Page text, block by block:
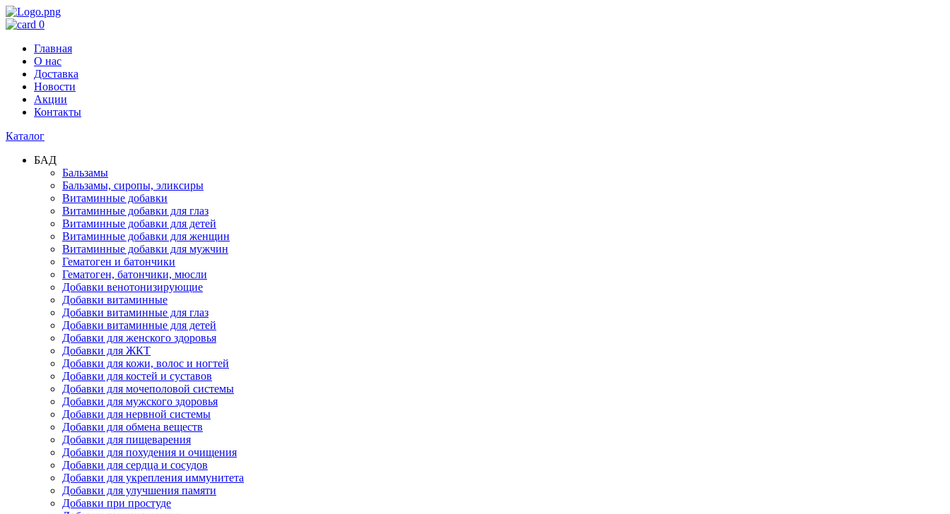
0
Главная
О нас
Доставка
Новости
Акции
Контакты
Каталог
БАД
Бальзамы
Бальзамы, сиропы, эликсиры
Витаминные добавки
Витаминные добавки для глаз
Витаминные добавки для детей
Витаминные добавки для женщин
Витаминные добавки для мужчин
Гематоген и батончики
Гематоген, батончики, мюсли
Добавки венотонизирующие
Добавки витаминные
Добавки витаминные для глаз
Добавки витаминные для детей
Добавки для женского здоровья
Добавки для ЖКТ
Добавки для кожи, волос и ногтей
Добавки для костей и суставов
Добавки для мочеполовой системы
Добавки для мужского здоровья
Добавки для нервной системы
Добавки для обмена веществ
Добавки для пищеварения
Добавки для похудения и очищения
Добавки для сердца и сосудов
Добавки для укрепления иммунитета
Добавки для улучшения памяти
Добавки при простуде